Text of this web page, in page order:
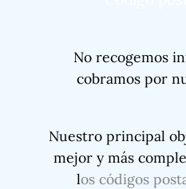
No recogemos
cobramos por
Nuestro principal
mejor y más
los códigos